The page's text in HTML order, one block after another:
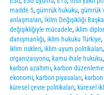
madde 5, gümrük hukuku, gümrük
anlaşmaları, İklim Değişikliği
değişikliğiyle mücadele, iklim
danışmanlığı, iklim hukuku Türkiye,
iklim riskleri, iklim uyum politikaları,
organizasyonu, kamu ihale hukuku,
karbon azaltımı, karbon
ekonomi, karbon piyasaları, karbon
küresel çevre politikaları, küresel